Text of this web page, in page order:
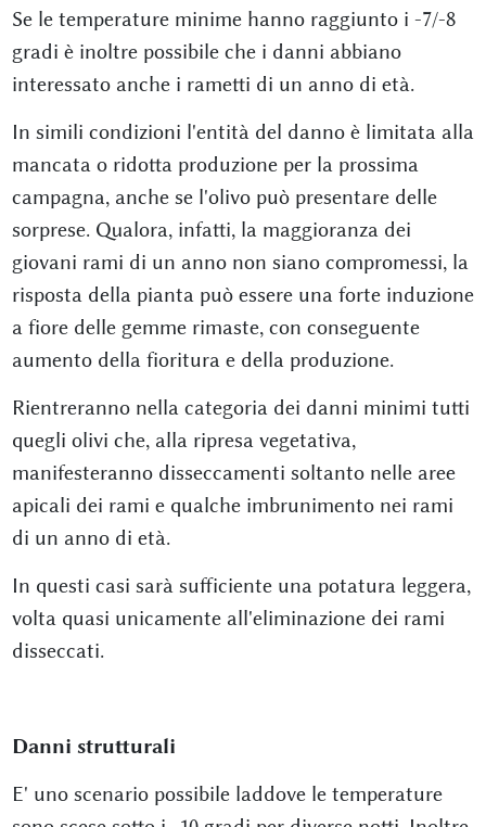
Se le temperature minime hanno raggiunto i -7/-8
gradi è inoltre possibile che i danni abbiano
interessato anche i rametti di un anno di età.
In simili condizioni l'entità del danno è limitata alla
mancata o ridotta produzione per la prossima
campagna, anche se l'olivo può presentare delle
sorprese. Qualora, infatti, la maggioranza dei
giovani rami di un anno non siano compromessi, la
risposta della pianta può essere una forte induzione
a fiore delle gemme rimaste, con conseguente
aumento della fioritura e della produzione.
Rientreranno nella categoria dei danni minimi tutti
quegli olivi che, alla ripresa vegetativa,
manifesteranno disseccamenti soltanto nelle aree
apicali dei rami e qualche imbrunimento nei rami
di un anno di età.
In questi casi sarà sufficiente una potatura leggera,
volta quasi unicamente all'eliminazione dei rami
disseccati.
Danni strutturali
E' uno scenario possibile laddove le temperature